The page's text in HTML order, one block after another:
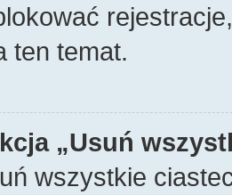
ten temat.
„Usuń
wszystkie